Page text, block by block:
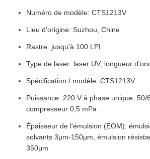
Numéro de modèle: CTS1213V
Lieu d'origine: Suzhou, Chine
Rastre: jusqu'à 100 LPI
Type de laser: laser UV, longueur
Spécification / modèle: CTS1213V
Puissance: 220 V à phase unique, 50/
compresseur 0,5 mPa
Épaisseur de l'émulsion (EOM):
solvants 3μm-150μm, émulsion
350μm